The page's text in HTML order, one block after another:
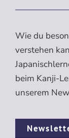
Wie du
verstehen
beim Kanji-
unserem